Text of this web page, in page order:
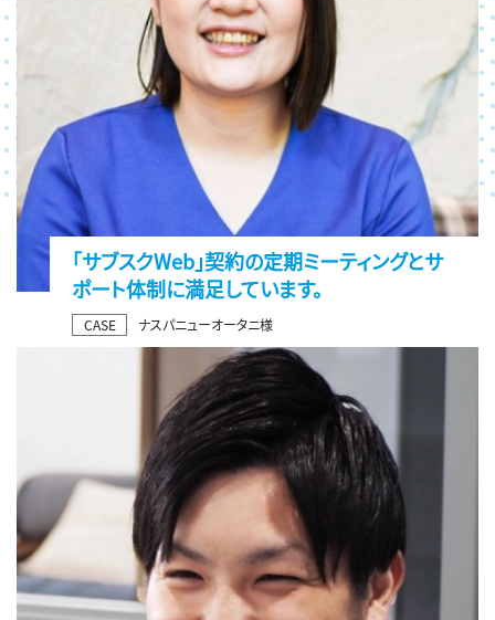
「サブスクWeb」契約の定期ミーティングとサ
ポート体制に満足しています。
CASE ナスパニューオータニ様